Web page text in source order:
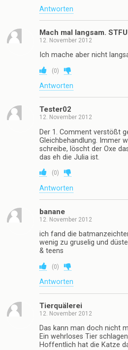
Antworten
Mach mal langsam.
12. November 2012
Ich mache aber nicht
(0)
Antworten
Tester02
12. November 2012
Der 1. Comment verstößt
Gleichbehandlung. Immer
schreibe, löscht der Oxe
das eh die Julia ist.
(0)
Antworten
banane
12. November 2012
ich fand die
wenig zu gruselig und
& teens
(0)
Antworten
Tierquälerei
12. November 2012
Das kann man doch nicht
Ein wehrloses Tier
Hoffentlich hat die Katze